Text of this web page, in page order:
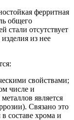
ферритная
общего
отсутствует
из нее
свойствами;
числе и
является
Связано это
составе хрома и